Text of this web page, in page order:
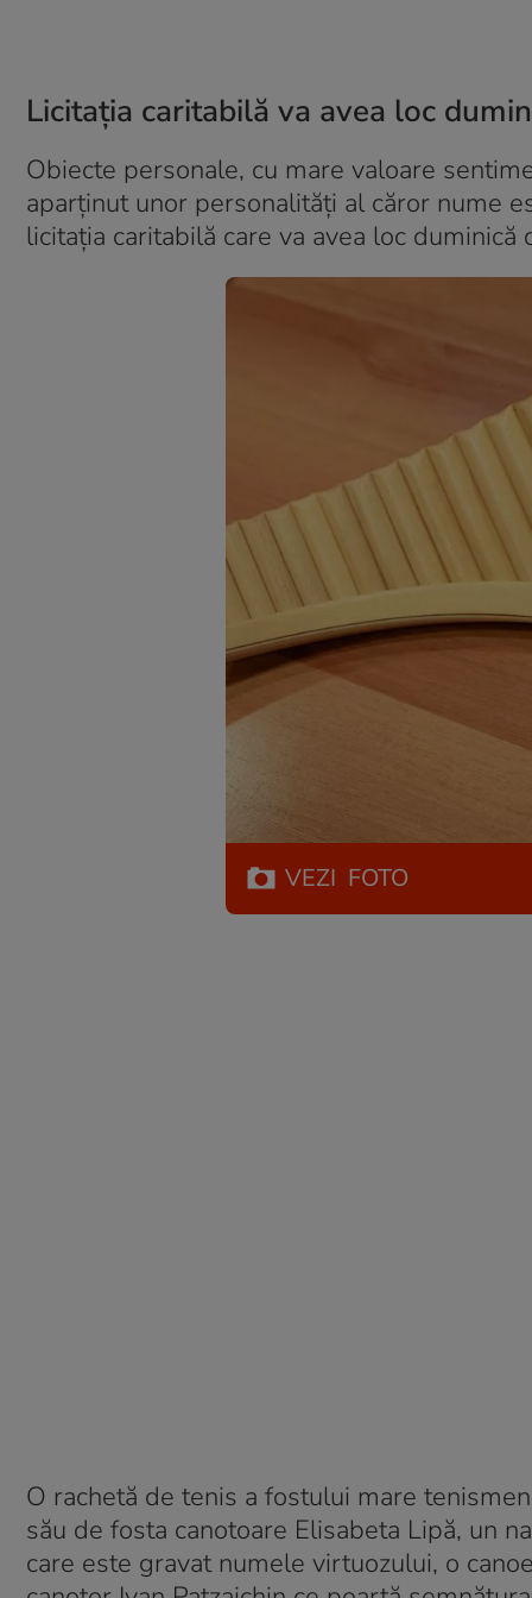
Licitația caritabilă va avea loc
Obiecte personale, cu mare valoare
aparținut unor personalități al căror nume
licitația caritabilă care va avea loc
VEZI FOTO
O rachetă de tenis a fostului mare
său de fosta canotoare Elisabeta Lipă, un
care este gravat numele virtuozului, o